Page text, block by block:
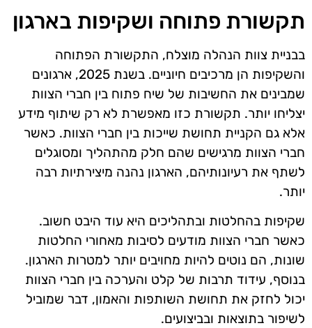
תקשורת פתוחה ושקיפות בארגון
בבניית צוות הנהלה מוצלח, התקשורת הפתוחה
והשקיפות הן מרכיבים חיוניים. בשנת 2025, ארגונים
שמבינים את החשיבות של שיח פתוח בין חברי הצוות
יצליחו יותר. תקשורת כזו מאפשרת לא רק שיתוף מידע
אלא גם הקניית תחושת שייכות בין חברי הצוות. כאשר
חברי הצוות מרגישים שהם חלק מהתהליך ומסוגלים
לשתף את רעיונותיהם, הארגון נהנה מיצירתיות רבה
יותר.
שקיפות בהחלטות ובתהליכים היא עוד היבט חשוב.
כאשר חברי הצוות מודעים לסיבות מאחורי החלטות
שונות, הם נוטים להיות מחויבים יותר למטרות הארגון.
בנוסף, עידוד תרבות של קלט והערכה בין חברי הצוות
יכול לחזק את תחושת השותפות והאמון, דבר שמוביל
לשיפור בתוצאות ובביצועים.